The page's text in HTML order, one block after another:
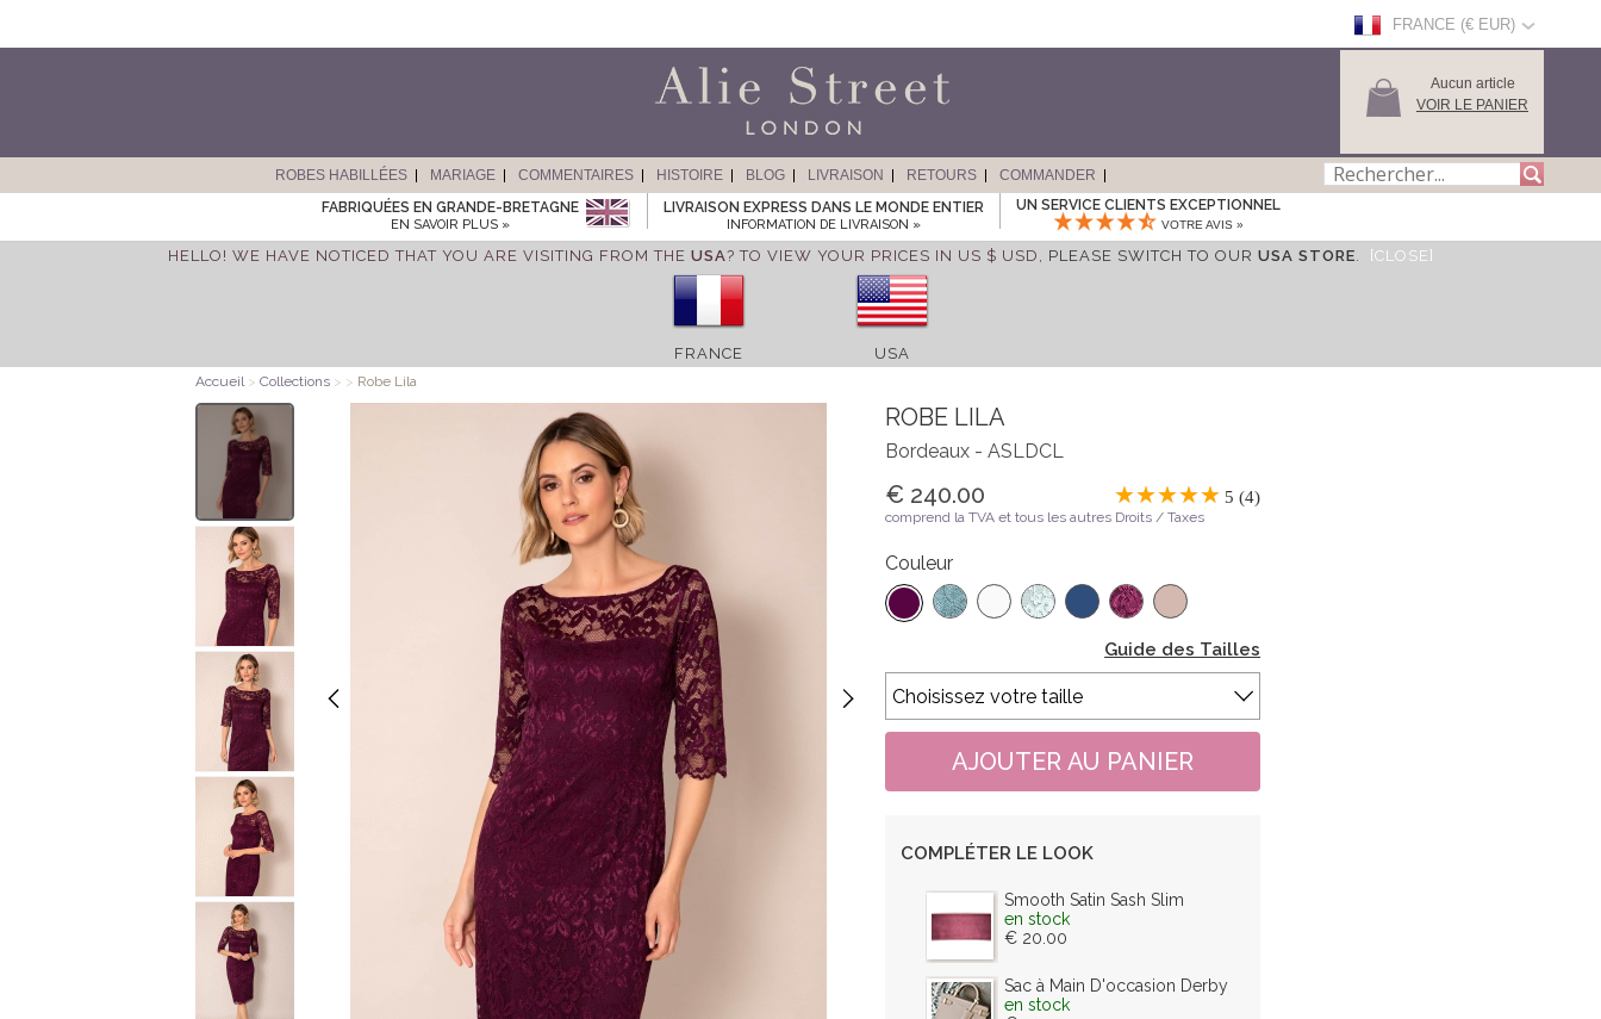
FRANCE (€ EUR)
Aucun article
VOIR LE PANIER
ROBES HABILLÉES MARIAGE COMMENTAIRES HISTOIRE BLOG LIVRAISON RETOURS
COMMANDER
FABRIQUÉES EN GRANDE-BRETAGNE
EN SAVOIR PLUS »
LIVRAISON EXPRESS DANS LE MONDE ENTIER
INFORMATION DE LIVRAISON »
UN SERVICE CLIENTS EXCEPTIONNEL
VOTRE AVIS »
HELLO! WE HAVE NOTICED THAT YOU ARE VISITING FROM THE USA? TO VIEW YOUR PRICES IN US $ USD, PLEASE SWITCH TO OUR USA STORE. [CLOSE]
FRANCE USA
Accueil > Collections > > Robe Lila
ROBE LILA
Bordeaux - ASLDCL
€ 240.00 5 (4)
comprend la TVA et tous les autres Droits / Taxes
Couleur
Guide des Tailles
COMPLÉTER LE LOOK
Smooth Satin Sash Slim
en stock
€ 20.00
Sac à Main D'occasion Derby
en stock